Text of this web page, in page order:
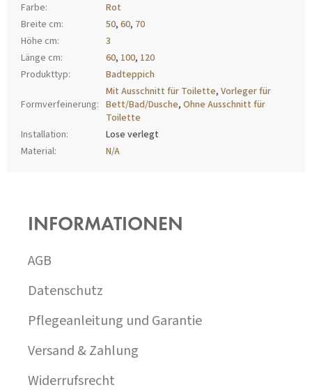
Farbe:
Rot
Breite cm: 50, 60, 70
Höhe cm:
3
Länge cm: 60, 100, 120
Produkttyp: Badteppich
Formverfeinerung:
Mit Ausschnitt für Toilette, Vorleger für
Bett/Bad/Dusche, Ohne Ausschnitt für
Toilette
Installation:
Lose verlegt
Material:
N/A
INFORMATIONEN
AGB
Datenschutz
Pflegeanleitung und Garantie
Versand & Zahlung
Widerrufsrecht